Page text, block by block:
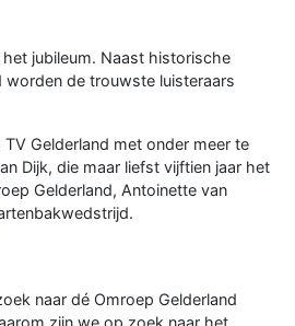
jubileum. Naast historische
worden de trouwste luisteraars
TV Gelderland met onder meer te
Dijk, die maar liefst vijftien jaar het
Gelderland, Antoinette van
naar dé Omroep Gelderland
zijn we op zoek naar het